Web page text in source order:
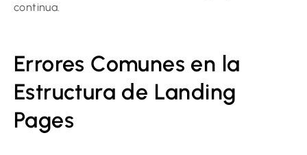
continua.
Errores Comunes en la
Estructura de Landing
Pages